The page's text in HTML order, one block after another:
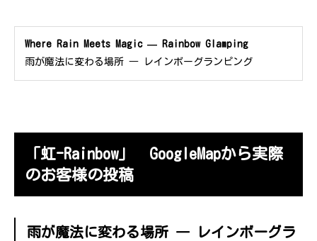
Where Rain Meets Magic — Rainbow Glamping
雨が魔法に変わる場所 ― レインボーグランピング
「虹-Rainbow」 GoogleMapから実際
のお客様の投稿
雨が魔法に変わる場所 ― レインボーグラ